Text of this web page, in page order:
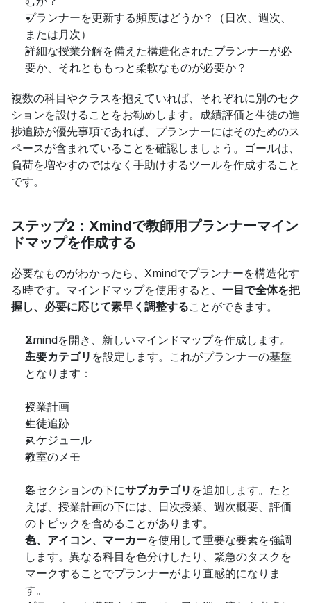
プランナーを更新する頻度はどうか？（日次、週次、
または月次）
詳細な授業分解を備えた構造化されたプランナーが必
要か、それとももっと柔軟なものが必要か？
複数の科目やクラスを抱えていれば、それぞれに別のセク
ションを設けることをお勧めします。成績評価と生徒の進
捗追跡が優先事項であれば、プランナーにはそのためのス
ペースが含まれていることを確認しましょう。ゴールは、
負荷を増やすのではなく手助けするツールを作成すること
です。
ステップ2：Xmindで教師用プランナーマイン
ドマップを作成する
必要なものがわかったら、Xmindでプランナーを構造化す
る時です。マインドマップを使用すると、 一目で全体を把
握し、必要に応じて素早く調整することができます。
Xmindを開き、新しいマインドマップを作成します。
主要カテゴリ を設定します。これがプランナーの基盤
となります：
授業計画
生徒追跡
スケジュール
教室のメモ
各セクションの下にサブカテゴリ を追加します。たと
えば、授業計画の下には、日次授業、週次概要、評価
のトピックを含めることがあります。
色、アイコン、マーカーを使用して重要な要素を強調
します。異なる科目を色分けしたり、緊急のタスクを
マークすることでプランナーがより直感的になりま
す。